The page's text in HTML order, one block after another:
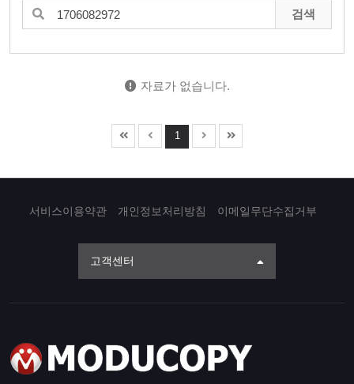
검색
자료가 없습니다.
1
서비스이용약관 개인정보처리방침 이메일무단수집거부
고객센터